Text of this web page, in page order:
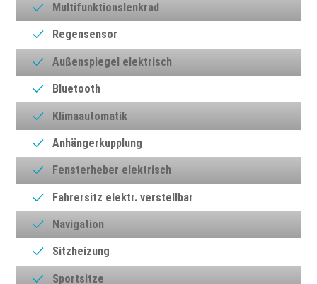
Multifunktionslenkrad
Regensensor
Außenspiegel elektrisch
Bluetooth
Klimaautomatik
Anhängerkupplung
Fensterheber elektrisch
Fahrersitz elektr. verstellbar
Navigation
Sitzheizung
Sportsitze